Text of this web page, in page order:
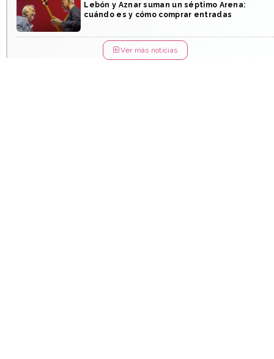
Lebón y Aznar suman un séptimo Arena:
cuándo es y cómo comprar entradas
Ver más noticias